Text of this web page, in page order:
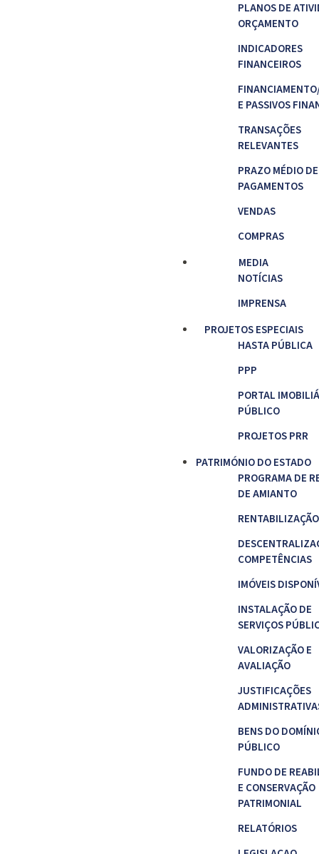
PLANOS DE
ORÇAMENTO
INDICADORES
FINANCEIROS
E PASSIVOS
TRANSAÇÕES
RELEVANTES
PRAZO MÉDIO DE
PAGAMENTOS
VENDAS
COMPRAS
MEDIA
NOTÍCIAS
IMPRENSA
PROJETOS ESPECIAIS
HASTA PÚBLICA
PPP
PORTAL
PÚBLICO
PROJETOS PRR
PATRIMÓNIO DO ESTADO
PROGRAMA DE
DE AMIANTO
RENTABILIZAÇÃO
COMPETÊNCIAS
IMÓVEIS
INSTALAÇÃO DE
SERVIÇOS
VALORIZAÇÃO E
AVALIAÇÃO
JUSTIFICAÇÕES
BENS DO
PÚBLICO
FUNDO DE
E CONSERVAÇÃO
PATRIMONIAL
RELATÓRIOS